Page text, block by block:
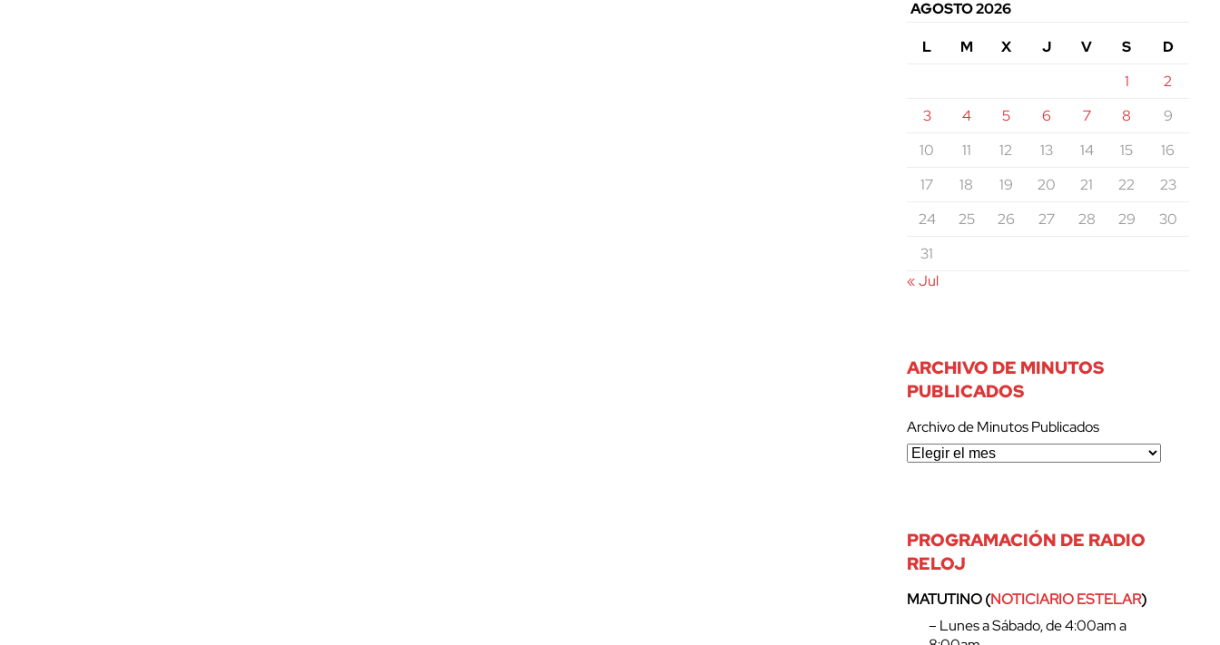
AGOSTO 2026
L
M X J V S
D
1
2
3
4 5 6 7 8
9
10
11 12 13 14 15
16
17
18 19 20 21 22
23
24
25 26 27 28 29
30
31
« Jul
ARCHIVO DE MINUTOS
PUBLICADOS
Archivo de Minutos Publicados
PROGRAMACIÓN DE RADIO
RELOJ
MATUTINO (NOTICIARIO ESTELAR)
– Lunes a Sábado, de 4:00am a